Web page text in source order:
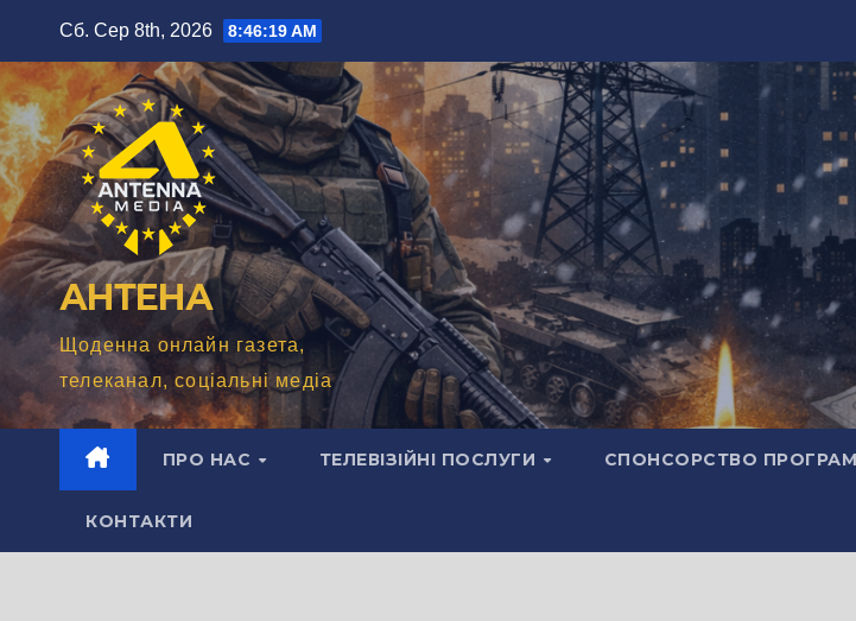
вмісту
Сб. Сер 8th, 2026 8:46:21 AM
АНТЕНА
Щоденна онлайн газета,
телеканал, соціальні медіа
ПРО НАС ТЕЛЕВІЗІЙНІ ПОСЛУГИ СПОНСОРСТВО ПРОГРАМ
КОНТАКТИ